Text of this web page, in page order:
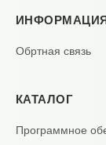
Обртная связь
КАТАЛОГ
Программное